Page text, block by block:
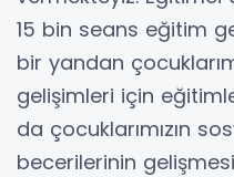
15 bin seans eğitim
bir yandan
gelişimleri için
da çocuklarımızın
becerilerinin